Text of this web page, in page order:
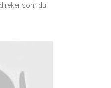
reker som du